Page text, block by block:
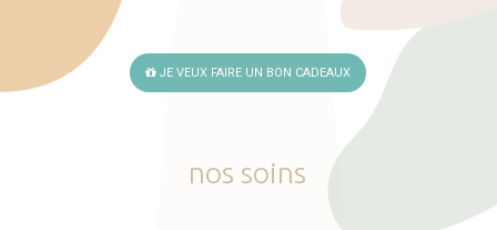
JE VEUX FAIRE UN BON CADEAUX
nos soins